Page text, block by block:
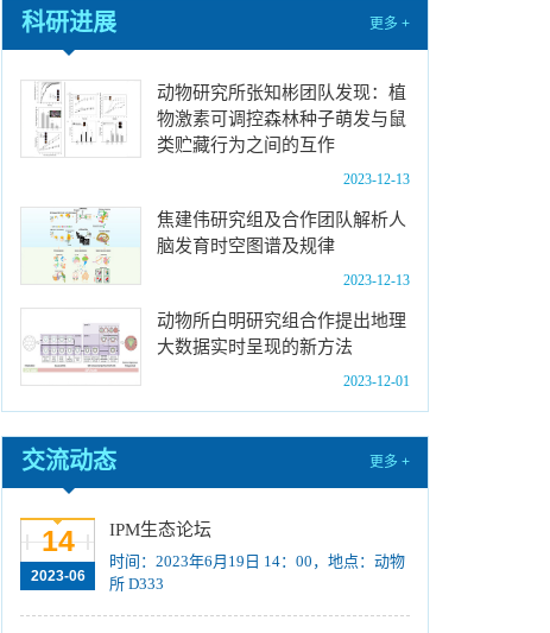
国际动物学会关于申报第九届（2023-2025年
中国科学院动物研究所2024年接收推荐免试生
（直博生）招生简章[2023-07-11]
中国科学院动物研究所2023年优秀大学生夏令
2023年“中国科学院动物研究所大学生创新实践
训练计划”申报指南
二批拟录取结果公示[2023-09-05]
中国科学院动物研究所2023年 “大学生创新实践
关于招募“‘一带一路’地区昆虫多样性格局评估
与智能监测体系关键技术培训班”学员的通知 （第
一轮）
2024年招收推荐免试硕士（含直博）研究生第
一批拟录取结果公示[2023-08-10]
科研进展 更多 +
动物研究所张知彬团队发现：植
物激素可调控森林种子萌发与鼠
类贮藏行为之间的互作
2023-12-13
焦建伟研究组及合作团队解析人
脑发育时空图谱及规律
2023-12-13
动物所白明研究组合作提出地理
大数据实时呈现的新方法
2023-12-01
交流动态 更多 +
14
2023-06
IPM生态论坛
时间：2023年6月19日 14：00，地点：动物
所 D333